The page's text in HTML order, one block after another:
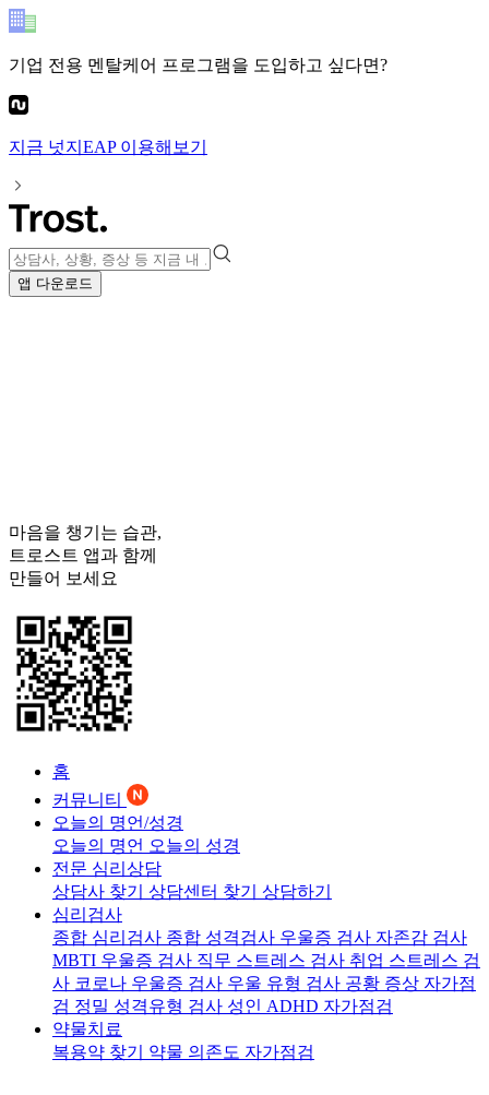
기업 전용 멘탈케어 프로그램을 도입하고 싶다면?
지금 넛지EAP이용해보기
앱 다운로드
마음을 챙기는 습관,
트로스트 앱과 함께
만들어 보세요
홈
커뮤니티
오늘의 명언/성경
오늘의 명언 오늘의 성경
전문 심리상담
상담사 찾기 상담센터 찾기 상담하기
심리검사
종합 심리검사 종합 성격검사 우울증 검사 자존감 검사
MBTI 우울증 검사 직무 스트레스 검사 취업 스트레스 검
사 코로나 우울증 검사 우울 유형 검사 공황 증상 자가점
검 정밀 성격유형 검사 성인 ADHD 자가점검
약물치료
복용약 찾기 약물 의존도 자가점검